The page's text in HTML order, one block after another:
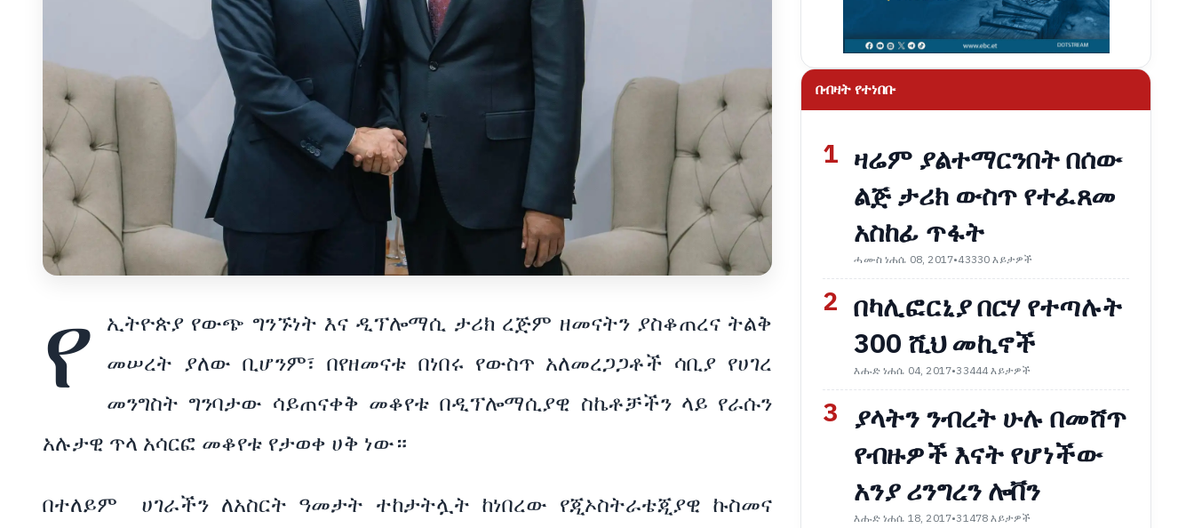
የ
ኢትዮጵያ የውጭ ግንኙነት እና ዲፕሎማሲ ታሪክ ረጅም ዘመናትን ያስቆጠረና ትልቅ
መሠረት ያለው ቢሆንም፣ በየዘመናቱ በነበሩ የውስጥ አለመረጋጋቶች ሳቢያ የሀገረ
መንግስት ግንባታው ሳይጠናቀቅ መቆየቱ በዲፕሎማሲያዊ ስኬቶቻችን ላይ የራሱን
አሉታዊ ጥላ አሳርፎ መቆየቱ የታወቀ ሀቅ ነው።
በተለይም ሀገራችን ለአስርት ዓመታት ተከታትሏት ከነበረው የጂኦስትራቴጂያዊ ኩስመና
በብዛት የተነበቡ
1 ዛሬም ያልተማርንበት በሰው
ልጅ ታሪክ ውስጥ የተፈጸመ
አስከፊ ጥፋት
ሓሙስ ነሐሴ 08, 2017•43330 እይታዎች
2 በካሊፎርኒያ በርሃ የተጣሉት
300 ሺህ መኪኖች
እሑድ ነሐሴ 04, 2017•33444 እይታዎች
3 ያላትን ንብረት ሁሉ በመሸጥ
የብዙዎች እናት የሆነችው
አንያ ሪንግረን ሎቨን
እሑድ ነሐሴ 18, 2017•31478 እይታዎች